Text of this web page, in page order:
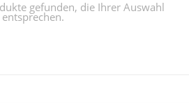
gefunden, die Ihrer Auswahl
entsprechen.